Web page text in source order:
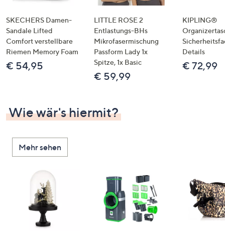
links
bzw.
rechts,
um
diese
SKECHERS Damen-
Sandale Lifted
Comfort verstellbare
Riemen Memory Foam
€ 54,95
LITTLE ROSE 2
Entlastungs-BHs
Mikrofasermischung
Passform Lady 1x
Spitze, 1x Basic
€ 59,99
KIPLING®
Details
€ 72,99
Wie wär's hiermit?
Mehr sehen